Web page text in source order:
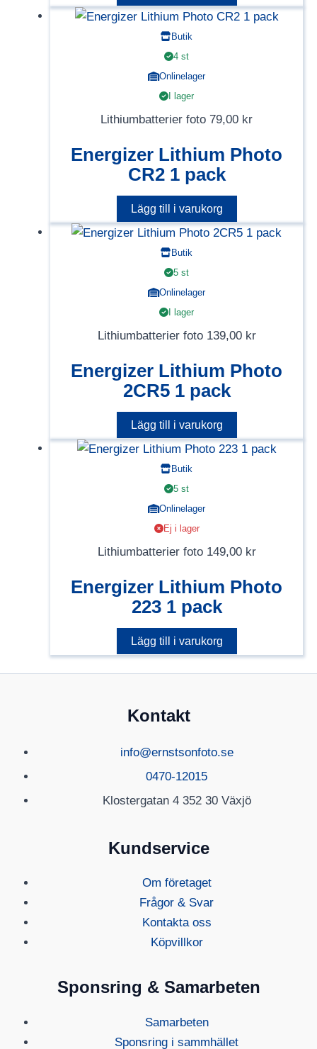
Butik
4 st
Onlinelager
I lager
Lithiumbatterier foto 79,00 kr
Energizer Lithium Photo
CR2 1 pack
Lägg till i varukorg
Butik
5 st
Onlinelager
I lager
Lithiumbatterier foto 139,00 kr
Energizer Lithium Photo
2CR5 1 pack
Lägg till i varukorg
Butik
5 st
Onlinelager
Ej i lager
Lithiumbatterier foto 149,00 kr
Energizer Lithium Photo
223 1 pack
Lägg till i varukorg
Kontakt
info@ernstsonfoto.se
0470-12015
Klostergatan 4 352 30 Växjö
Kundservice
Om företaget
Frågor & Svar
Kontakta oss
Köpvillkor
Sponsring & Samarbeten
Samarbeten
Sponsring i sammhället